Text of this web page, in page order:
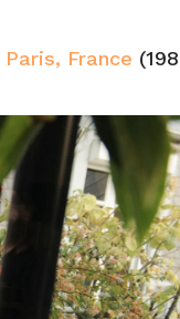
Paris, France